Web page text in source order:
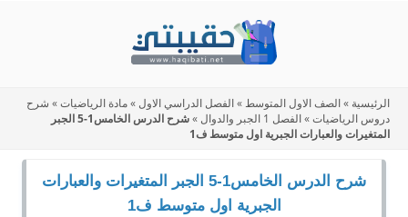
الرئيسية »الصف الاول المتوسط»الفصل الدراسي الاول »مادة الرياضيات» شرح
دروس الرياضيات»الفصل 1 الجبر والدوال »
شرح الدرس الخامس1-5 الجبر
المتغيرات والعبارات الجبرية اول متوسط ف1
شرح الدرس الخامس1-5 الجبر المتغيرات والعبارات
الجبرية اول متوسط ف1